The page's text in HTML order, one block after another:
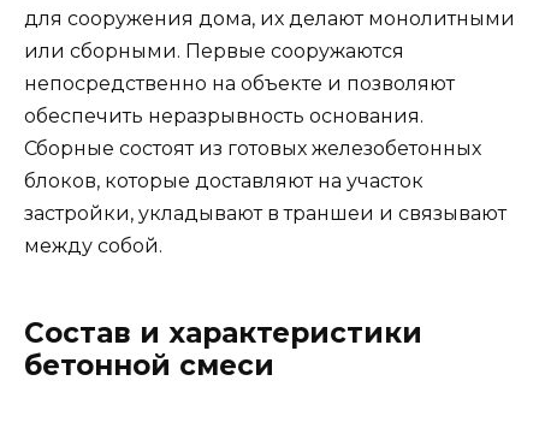
для сооружения дома, их делают монолитными
или сборными. Первые сооружаются
непосредственно на объекте и позволяют
обеспечить неразрывность основания.
Сборные состоят из готовых железобетонных
блоков, которые доставляют на участок
застройки, укладывают в траншеи и связывают
между собой.
Состав и характеристики
бетонной смеси